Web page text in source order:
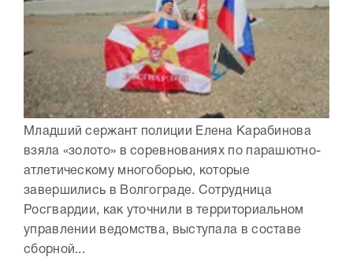
Младший сержант полиции Елена Карабинова
взяла «золото» в соревнованиях по парашютно-
атлетическому многоборью, которые
завершились в Волгограде. Сотрудница
Росгвардии, как уточнили в территориальном
управлении ведомства, выступала в составе
сборной...